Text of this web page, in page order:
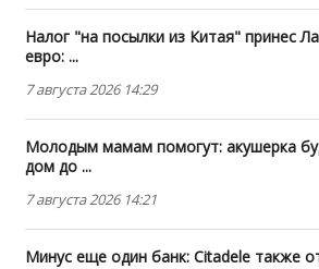
Налог "на посылки из Китая" принес
евро: ...
7 августа 2026 14:29
Молодым мамам помогут: акушерка
дом до ...
7 августа 2026 14:21
Минус еще один банк: Citadele также